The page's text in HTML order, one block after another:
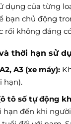
dụng của từng
bạn chủ động
rối không đáng
thời hạn sử
A3 (xe máy):
hạn).
tô số tự động
đến khi